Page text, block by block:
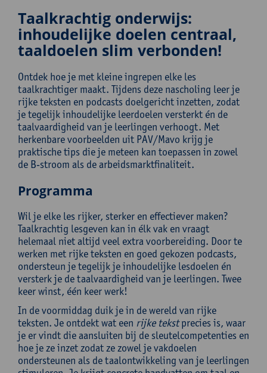
Taalkrachtig onderwijs:
inhoudelijke doelen centraal,
taaldoelen slim verbonden!
Ontdek hoe je met kleine ingrepen elke les
taalkrachtiger maakt. Tijdens deze nascholing leer je
rijke teksten en podcasts doelgericht inzetten, zodat
je tegelijk inhoudelijke leerdoelen versterkt én de
taalvaardigheid van je leerlingen verhoogt. Met
herkenbare voorbeelden uit PAV/Mavo krijg je
praktische tips die je meteen kan toepassen in zowel
de B‑stroom als de arbeidsmarktfinaliteit.
Programma
Wil je elke les rijker, sterker en effectiever maken?
Taalkrachtig lesgeven kan in élk vak en vraagt
helemaal niet altijd veel extra voorbereiding. Door te
werken met rijke teksten en goed gekozen podcasts,
ondersteun je tegelijk je inhoudelijke lesdoelen én
versterk je de taalvaardigheid van je leerlingen. Twee
keer winst, één keer werk!
In de voormiddag duik je in de wereld van rijke
teksten. Je ontdekt wat een rijke tekstprecies is, waar
je er vindt die aansluiten bij de sleutelcompetenties en
hoe je ze inzet zodat ze zowel je vakdoelen
ondersteunen als de taalontwikkeling van je leerlingen